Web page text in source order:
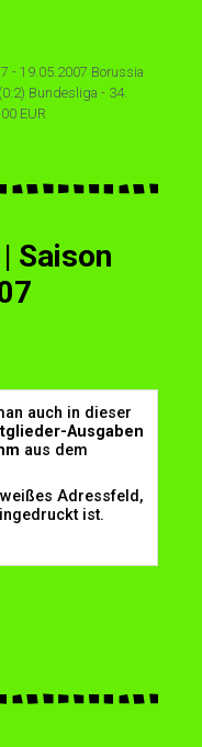
- 19.05.2007 Borussia
Bundesliga - 34.
EUR
Saison
auch in dieser
Ausgaben
aus dem
Adressfeld,
ist.